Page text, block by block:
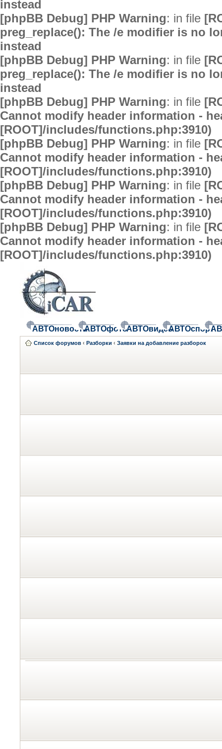
instead
[phpBB Debug] PHP Warning: in file
preg_replace(): The /e modifier is no
instead
[phpBB Debug] PHP Warning: in file
preg_replace(): The /e modifier is no
instead
[phpBB Debug] PHP Warning: in file
Cannot modify header information -
[ROOT]/includes/functions.php:3910)
[phpBB Debug] PHP Warning: in file
Cannot modify header information -
[ROOT]/includes/functions.php:3910)
[phpBB Debug] PHP Warning: in file
Cannot modify header information -
[ROOT]/includes/functions.php:3910)
[phpBB Debug] PHP Warning: in file
Cannot modify header information -
[ROOT]/includes/functions.php:3910)
АВТОновостиАВТОфотоАВТОвидеоАВТОспорт
Список форумов ‹ Разборки ‹ Заявки на добавление разборок